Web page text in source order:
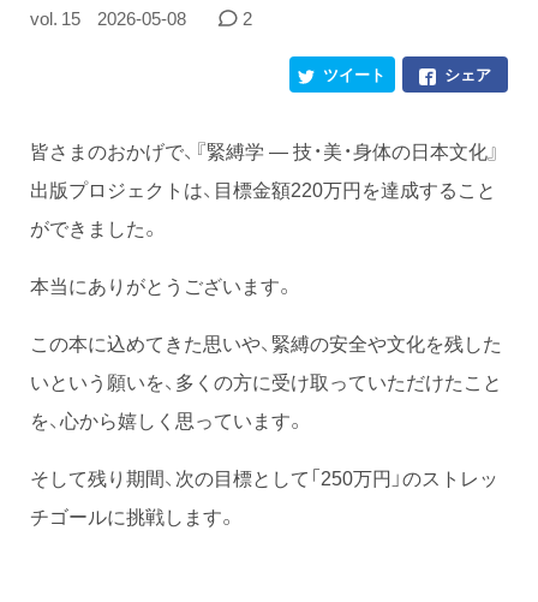
vol. 15 2026-05-08 2
シェア
ツイート
皆さまのおかげで、『緊縛学 ― 技・美・身体の日本文化』
出版プロジェクトは、目標金額220万円を達成すること
ができました。
本当にありがとうございます。
この本に込めてきた思いや、緊縛の安全や文化を残した
いという願いを、多くの方に受け取っていただけたこと
を、心から嬉しく思っています。
そして残り期間、次の目標として「250万円」のストレッ
チゴールに挑戦します。